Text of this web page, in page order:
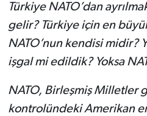
Türkiye NATO’dan
gelir? Türkiye için en
NATO’nun kendisi midir?
işgal mi edildik? Yoksa
NATO, Birleşmiş Milletler
kontrolündeki Amerikan